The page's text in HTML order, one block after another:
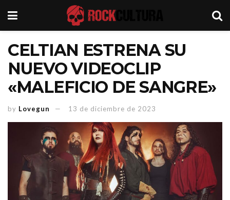
CELTIAN ESTRENA SU
NUEVO VIDEOCLIP
«MALEFICIO DE SANGRE»
by Lovegun 13 de diciembre de 2023